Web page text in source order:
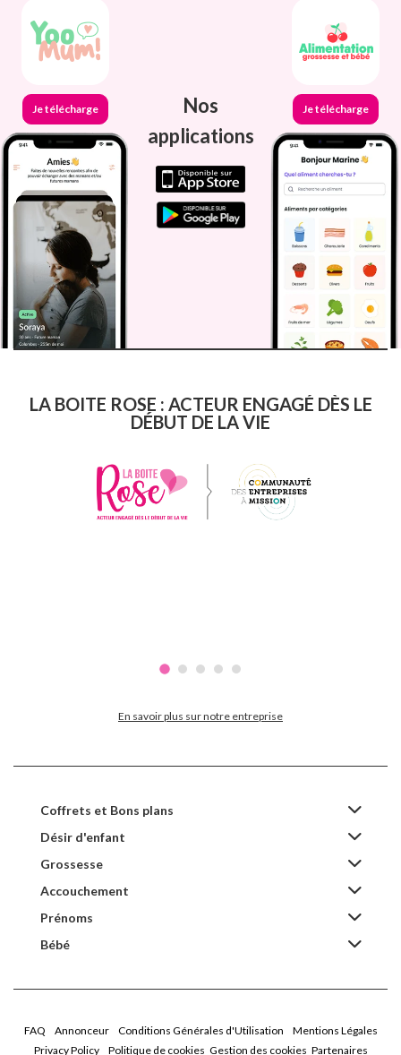
Je télécharge
Nos
applications
Je télécharge
LA BOITE ROSE : ACTEUR ENGAGÉ DÈS LE
DÉBUT DE LA VIE
En savoir plus sur notre entreprise
Coffrets et Bons plans
Désir d'enfant
Grossesse
Accouchement
Prénoms
Bébé
FAQ Annonceur Conditions Générales d'Utilisation
Mentions Légales
Privacy Policy
Politique de cookies Gestion des cookies Partenaires